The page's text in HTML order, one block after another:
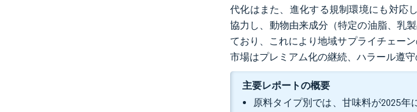
代化はまた、進化する規制環境にも対応
協力し、動物由来成分（特定の油脂、乳
ており、これにより地域サプライチェー
市場はプレミアム化の継続、ハラール遵
主要レポートの概要
原料タイプ別では、甘味料が2025年